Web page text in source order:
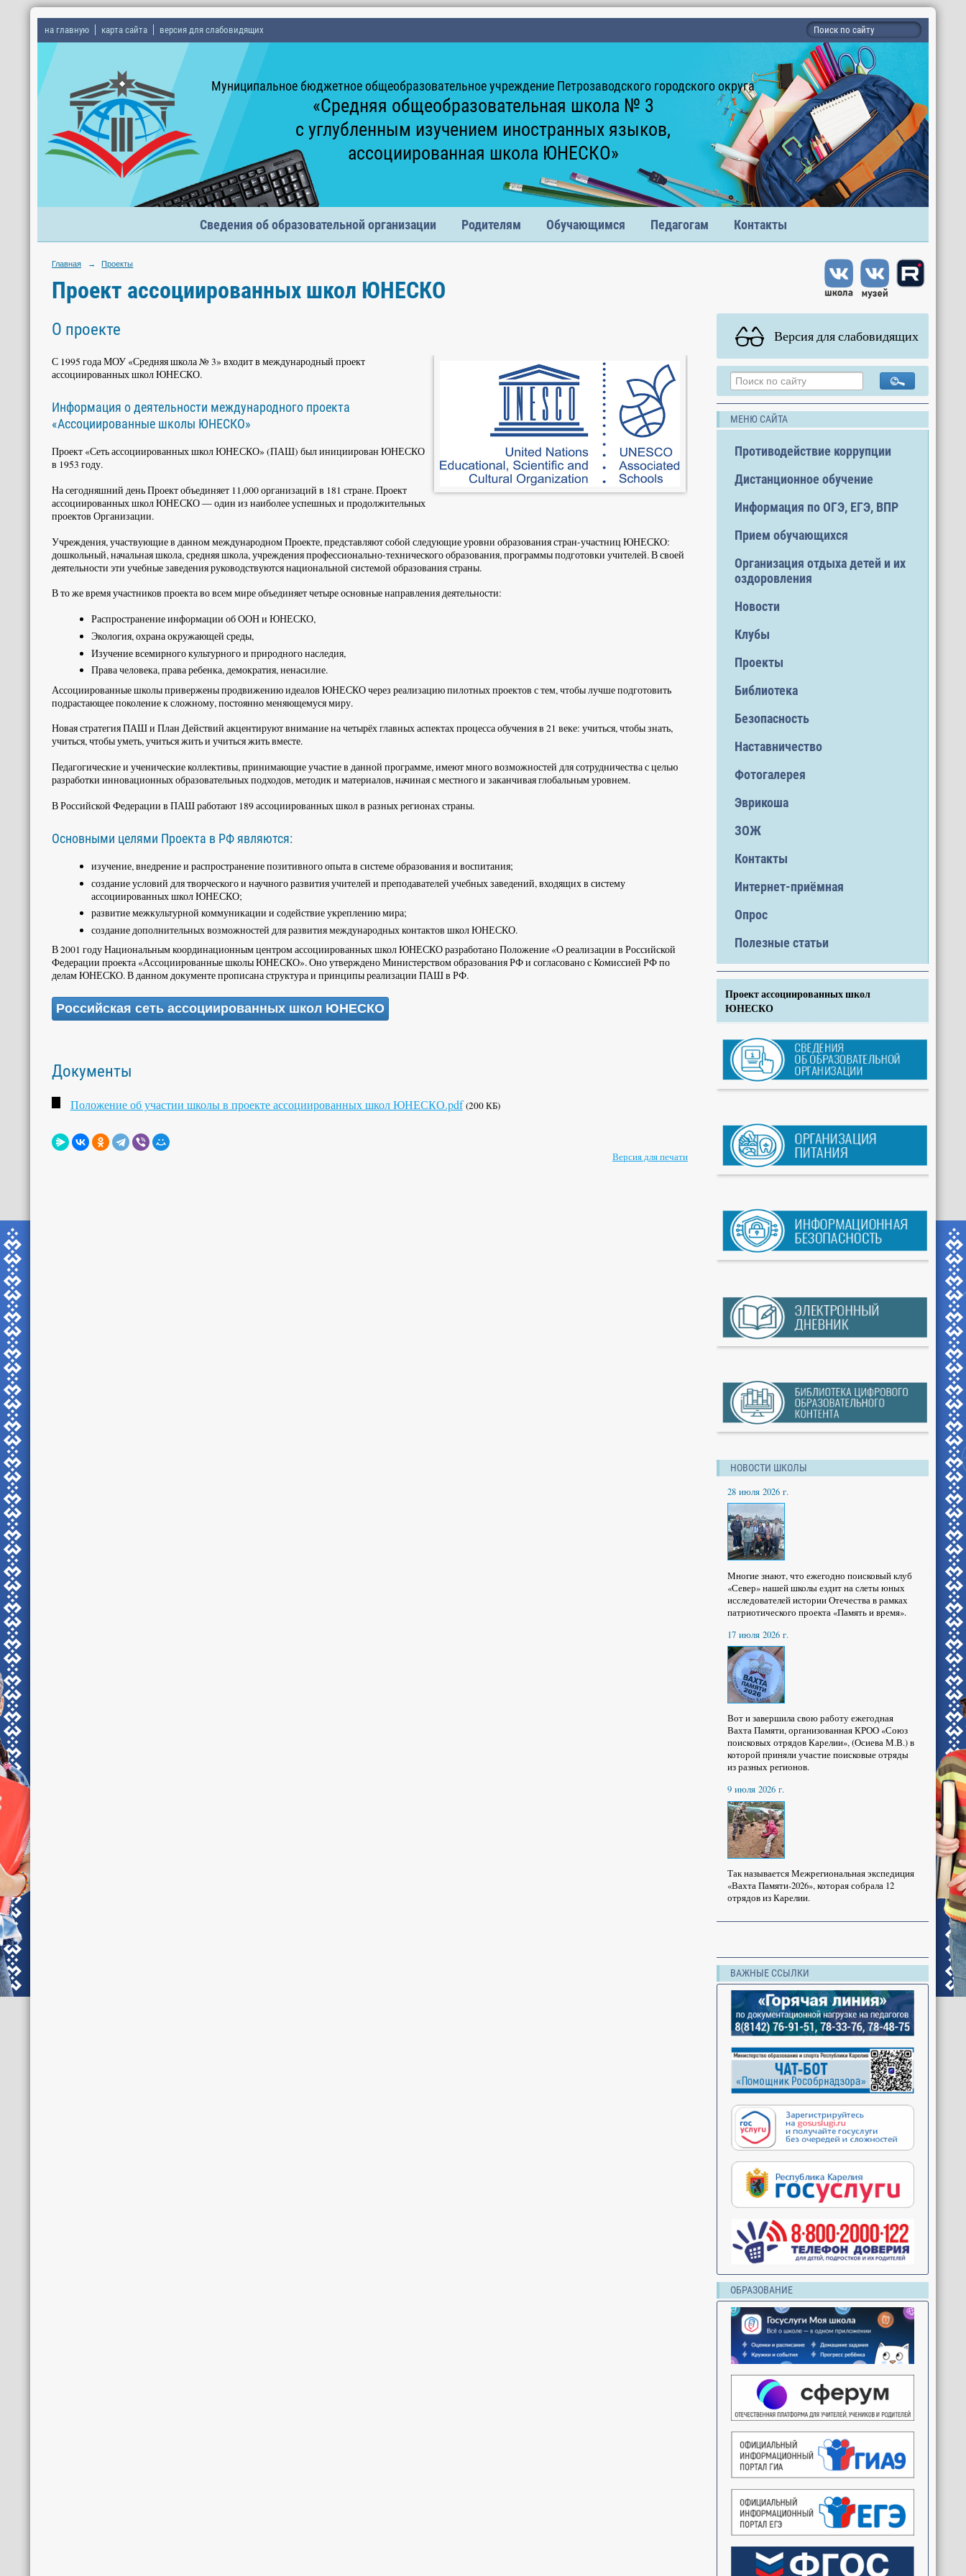
на главную карта сайта версия для слабовидящих
Муниципальное бюджетное общеобразовательное учреждение Петрозаводского городского округа
«Средняя общеобразовательная школа № 3
с углубленным изучением иностранных языков,
ассоциированная школа ЮНЕСКО»
Сведения об образовательной организации Родителям Обучающимся Педагогам Контакты
Главная → Проекты
Проект ассоциированных школ ЮНЕСКО
О проекте
С 1995 года МОУ «Средняя школа № 3» входит в международный проект
ассоциированных школ ЮНЕСКО.
Информация о деятельности международного проекта
«Ассоциированные школы ЮНЕСКО»
Проект «Сеть ассоциированных школ ЮНЕСКО» (ПАШ) был инициирован ЮНЕСКО
в 1953 году.
На сегодняшний день Проект объединяет 11,000 организаций в 181 стране. Проект
ассоциированных школ ЮНЕСКО — один из наиболее успешных и продолжительных
проектов Организации.
Учреждения, участвующие в данном международном Проекте, представляют собой следующие уровни образования стран-участниц ЮНЕСКО:
дошкольный, начальная школа, средняя школа, учреждения профессионально-технического образования, программы подготовки учителей. В своей
деятельности эти учебные заведения руководствуются национальной системой образования страны.
В то же время участников проекта во всем мире объединяет четыре основные направления деятельности:
Распространение информации об ООН и ЮНЕСКО,
Экология, охрана окружающей среды,
Изучение всемирного культурного и природного наследия,
Права человека, права ребенка, демократия, ненасилие.
Ассоциированные школы привержены продвижению идеалов ЮНЕСКО через реализацию пилотных проектов с тем, чтобы лучше подготовить
подрастающее поколение к сложному, постоянно меняющемуся миру.
Новая стратегия ПАШ и План Действий акцентируют внимание на четырёх главных аспектах процесса обучения в 21 веке: учиться, чтобы знать,
учиться, чтобы уметь, учиться жить и учиться жить вместе.
Педагогические и ученические коллективы, принимающие участие в данной программе, имеют много возможностей для сотрудничества с целью
разработки инновационных образовательных подходов, методик и материалов, начиная с местного и заканчивая глобальным уровнем.
В Российской Федерации в ПАШ работают 189 ассоциированных школ в разных регионах страны.
Основными целями Проекта в РФ являются:
изучение, внедрение и распространение позитивного опыта в системе образования и воспитания;
создание условий для творческого и научного развития учителей и преподавателей учебных заведений, входящих в систему
ассоциированных школ ЮНЕСКО;
развитие межкультурной коммуникации и содействие укреплению мира;
создание дополнительных возможностей для развития международных контактов школ ЮНЕСКО.
В 2001 году Национальным координационным центром ассоциированных школ ЮНЕСКО разработано Положение «О реализации в Российской
Федерации проекта «Ассоциированные школы ЮНЕСКО». Оно утверждено Министерством образования РФ и согласовано с Комиссией РФ по
делам ЮНЕСКО. В данном документе прописана структура и принципы реализации ПАШ в РФ.
Российская сеть ассоциированных школ ЮНЕСКО
Документы
Положение об участии школы в проекте ассоциированных школ ЮНЕСКО.pdf (200 КБ)
Версия для печати
Версия для слабовидящих
МЕНЮ САЙТА
Противодействие коррупции
Дистанционное обучение
Информация по ОГЭ, ЕГЭ, ВПР
Прием обучающихся
Организация отдыха детей и их
оздоровления
Новости
Клубы
Проекты
Библиотека
Безопасность
Наставничество
Фотогалерея
Эврикоша
ЗОЖ
Контакты
Интернет-приёмная
Опрос
Полезные статьи
Проект ассоциированных школ
ЮНЕСКО
НОВОСТИ ШКОЛЫ
28 июля 2026 г.
Многие знают, что ежегодно поисковый клуб
«Север» нашей школы ездит на слеты юных
исследователей истории Отечества в рамках
патриотического проекта «Память и время».
17 июля 2026 г.
Вот и завершила свою работу ежегодная
Вахта Памяти, организованная КРОО «Союз
поисковых отрядов Карелии», (Осиева М.В.) в
которой приняли участие поисковые отряды
из разных регионов.
9 июля 2026 г.
Так называется Межрегиональная экспедиция
«Вахта Памяти-2026», которая собрала 12
отрядов из Карелии.
ВАЖНЫЕ ССЫЛКИ
ОБРАЗОВАНИЕ